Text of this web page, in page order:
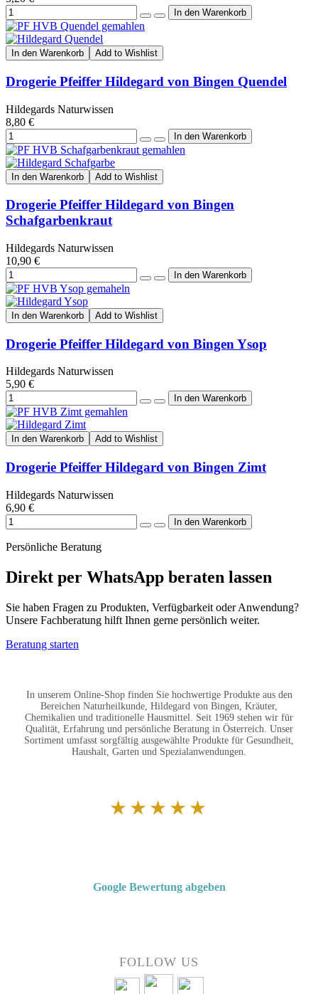
In den Warenkorb Add to Wishlist
Drogerie Pfeiffer Hildegard von Bingen Quendel
Hildegards Naturwissen
8,80 €
In den Warenkorb Add to Wishlist
Drogerie Pfeiffer Hildegard von Bingen
Schafgarbenkraut
Hildegards Naturwissen
10,90 €
In den Warenkorb Add to Wishlist
Drogerie Pfeiffer Hildegard von Bingen Ysop
Hildegards Naturwissen
5,90 €
In den Warenkorb Add to Wishlist
Drogerie Pfeiffer Hildegard von Bingen Zimt
Hildegards Naturwissen
6,90 €
Persönliche Beratung
Direkt per WhatsApp beraten lassen
Sie haben Fragen zu Produkten, Verfügbarkeit oder Anwendung?
Unsere Fachberatung hilft Ihnen gerne persönlich weiter.
Beratung starten
In unserem Online-Shop finden Sie hochwertige Produkte aus den
Bereichen Naturheilkunde, Hildegard von Bingen, Kräuter,
Chemikalien und traditionelle Hausmittel. Seit 1969 stehen wir für
Qualität, Erfahrung und persönliche Beratung in Österreich. Unser
Sortiment umfasst sorgfältig ausgewählte Produkte für Gesundheit,
Haushalt, Garten und Spezialanwendungen.
★★★★★
Google Bewertung abgeben
FOLLOW US